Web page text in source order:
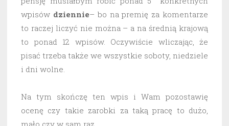
wpisów dziennie– bo na premię za komentarze
to raczej liczyć nie można – a na średnią krajową
to ponad 12 wpisów. Oczywiście wliczając, że
pisać trzeba także we wszystkie soboty, niedziele
i dni wolne.
Na tym skończę ten wpis i Wam pozostawię
ocenę czy takie zarobki za taką pracę to dużo,